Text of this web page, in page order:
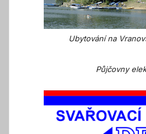
Ubytování na
Půjčovny